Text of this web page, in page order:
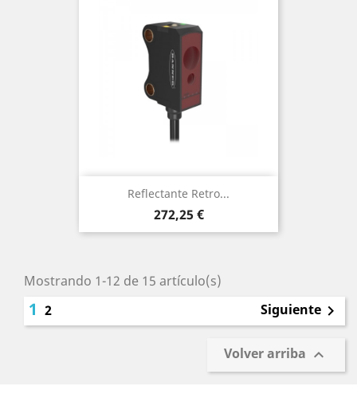
Reflectante Retro...
Precio
272,25 €
Mostrando 1-12 de 15 artículo(s)
1 2 Siguiente 
Volver arriba 